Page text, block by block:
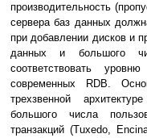
производительность
сервера баз данных
при добавлении дисков и
данных и большого
соответствовать
современных RDB.
трехзвенной
большого числа
транзакций (Tuxedo,